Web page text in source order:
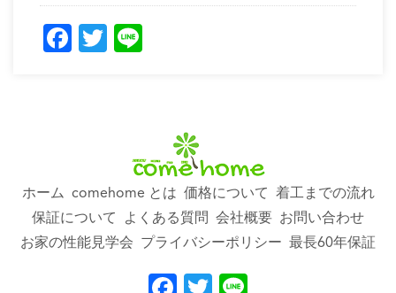
Facebook
Twitter
ホーム comehome とは 価格について
着工までの流れ
保証について
よくある質問 会社概要 お問い合わせ
お家の性能見学会
プライバシーポリシー 最長60年保証
Facebook
Twitter